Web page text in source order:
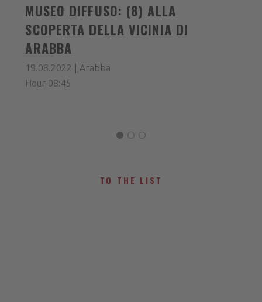
MUSEO DIFFUSO: (8) ALLA
SCOPERTA DELLA VICINIA DI
ARABBA
19.08.2022 | Arabba
Hour 08:45
TO THE LIST